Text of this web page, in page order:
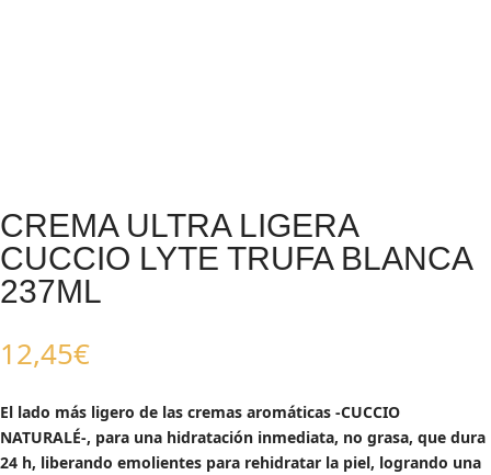
CREMA ULTRA LIGERA
CUCCIO LYTE TRUFA BLANCA
237ML
12,45€
El lado más ligero de las cremas aromáticas -CUCCIO
NATURALÉ-, para una hidratación inmediata, no grasa, que dura
24 h, liberando emolientes para rehidratar la piel, logrando una